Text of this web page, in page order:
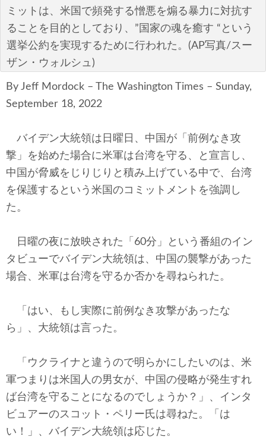
エネルギー・環境
サイバーセキュリティ―
航空宇宙・防衛
国境・移民政策
コメンタリー
社説
東アジア
東京発
ミットは、米国で頻発する憎悪を煽る暴力に対抗す
ることを目的としており、”国家の魂を癒す “という
選挙公約を実現するために行われた。(AP写真/スー
ザン・ウォルシュ)
By Jeff Mordock – The Washington Times – Sunday,
September 18, 2022
バイデン大統領は日曜日、中国が「前例なき攻
撃」を始めた場合に米軍は台湾を守る、と宣言し、
中国が脅威をじりじりと積み上げている中で、台湾
を保護するという米国のコミットメントを強調し
た。
日曜の夜に放映された「60分」という番組のイン
タビューでバイデン大統領は、中国の襲撃があった
場合、米軍は台湾を守るか否かを尋ねられた。
「はい、もし実際に前例なき攻撃があったな
ら」、大統領は言った。
「ウクライナと違うので明らかにしたいのは、米
軍つまりは米国人の男女が、中国の侵略が発生すれ
ば台湾を守ることになるのでしょうか？」、インタ
ビュアーのスコット・ペリー氏は尋ねた。「は
い！」、バイデン大統領は応じた。